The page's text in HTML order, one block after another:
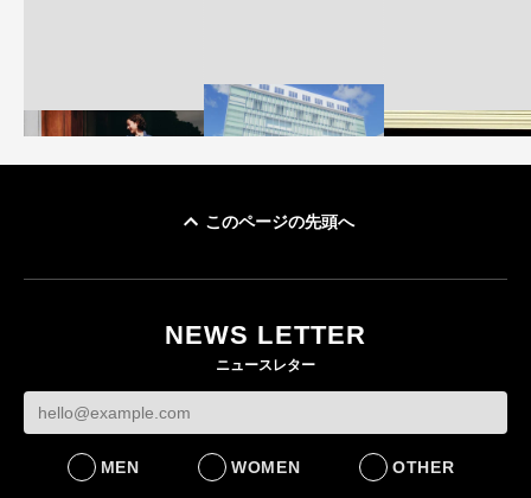
ケットなど7型を発売
FASHION
このページの先頭へ
NEWS LETTER
ニュースレター
MEN WOMEN OTHER